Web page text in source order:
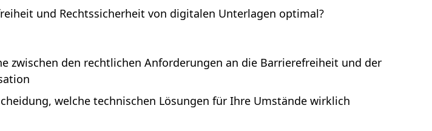
und Rechtssicherheit von digitalen Unterlagen optimal?
zwischen den rechtlichen Anforderungen an die Barrierefreiheit und der
welche technischen Lösungen für Ihre Umstände wirklich